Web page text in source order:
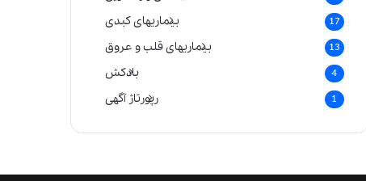
بیماریهای کبدی 17
بیماریهای قلب و عروق 13
بادکش 4
رپورتاژ آگهی 1